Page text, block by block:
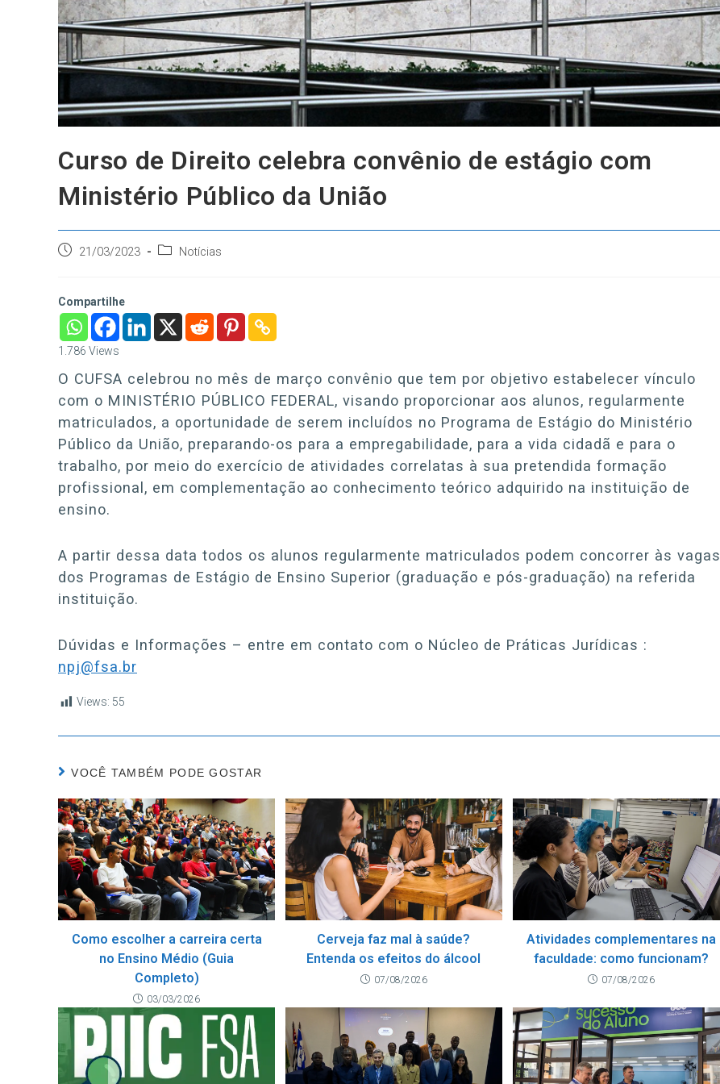
Curso de Direito celebra convênio de estágio com
Ministério Público da União
Post21/03/2023
Categoria
Notícias
Compartilhe
1.786 Views
O CUFSA celebrou no mês de março convênio que tem por objetivo estabelecer vínculo
com o MINISTÉRIO PÚBLICO FEDERAL, visando proporcionar aos alunos, regularmente
matriculados, a oportunidade de serem incluídos no Programa de Estágio do Ministério
Público da União, preparando-os para a empregabilidade, para a vida cidadã e para o
trabalho, por meio do exercício de atividades correlatas à sua pretendida formação
profissional, em complementação ao conhecimento teórico adquirido na instituição de
ensino.
A partir dessa data todos os alunos regularmente matriculados podem concorrer às vagas
dos Programas de Estágio de Ensino Superior (graduação e pós-graduação) na referida
instituição.
Dúvidas e Informações – entre em contato com o Núcleo de Práticas Jurídicas :
npj@fsa.br
Views: 55
VOCÊ TAMBÉM PODE GOSTAR
Como escolher a carreira certa
no Ensino Médio (Guia
Completo)
03/03/2026
Cerveja faz mal à saúde?
Entenda os efeitos do álcool
07/08/2026
Atividades complementares na
faculdade: como funcionam?
07/08/2026